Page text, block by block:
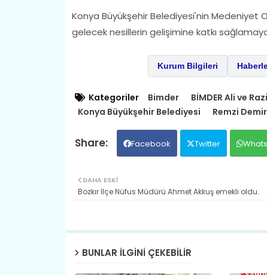
Konya Büyükşehir Belediyesi'nin Medeniyet
gelecek nesillerin gelişimine katkı
Kurum Bilgileri
Kategoriler Bimder
BİMDER Ali ve
Konya Büyükşehir Belediyesi
Remzi
Facebook Twitter
DAHA ESKI
Bozkır İlçe Nüfus Müdürü Ahmet Akkuş emekli oldu.
BUNLAR ILGINI ÇEKEBILIR